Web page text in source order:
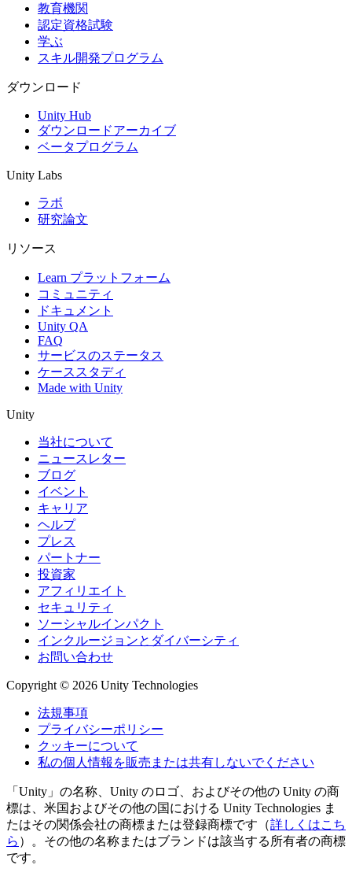
教育機関
認定資格試験
学ぶ
スキル開発プログラム
ダウンロード
Unity Hub
ダウンロードアーカイブ
ベータプログラム
Unity Labs
ラボ
研究論文
リソース
Learn プラットフォーム
コミュニティ
ドキュメント
Unity QA
FAQ
サービスのステータス
ケーススタディ
Made with Unity
Unity
当社について
ニュースレター
ブログ
イベント
キャリア
ヘルプ
プレス
パートナー
投資家
アフィリエイト
セキュリティ
ソーシャルインパクト
インクルージョンとダイバーシティ
お問い合わせ
Copyright © 2026 Unity Technologies
法規事項
プライバシーポリシー
クッキーについて
私の個人情報を販売または共有しないでください
「Unity」の名称、Unity のロゴ、およびその他の Unity の商
標は、米国およびその他の国における Unity Technologies ま
たはその関係会社の商標または登録商標です（詳しくはこち
ら ）。その他の名称またはブランドは該当する所有者の商標
です。